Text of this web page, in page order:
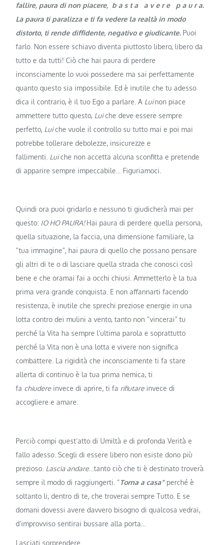
fallire, paura di non piacere, b a s t a a v e r e p a u r a.
La paura ti paralizza e ti fa vedere la realtà in modo
distorto, ti rende diffidente, negativo e giudicante. Puoi
farlo. Non essere schiavo diventa piuttosto libero, libero da
tutto e da tutti! Ciò che hai paura di perdere
inconsciamente lo vuoi possedere ma sai perfettamente
quanto questo sia impossibile. Ed è inutile che tu adesso
dica il contrario, è il tuo Ego a parlare. A Luinon piace
ammettere tutto questo, Luiche deve essere sempre
perfetto, Luiche vuole il controllo su tutto mai e poi mai
potrebbe tollerare debolezze, insicurezze e
fallimenti. Luiche non accetta alcuna sconfitta e pretende
di apparire sempre impeccabile… Figuriamoci.
Quindi ora puoi gridarlo e nessuno ti giudicherà mai per
questo: IO HO PAURA!Hai paura di perdere quella persona,
quella situazione, la faccia, una dimensione familiare, la
“tua immagine”, hai paura di quello che possano pensare
gli altri di te o di lasciare quella strada che conosci così
bene e che oramai fai a occhi chiusi. Ammetterlo è la tua
prima vera grande conquista. E non affannarti facendo
resistenza, è inutile che sprechi preziose energie in una
lotta contro dei mulini a vento, tanto non “vincerai” tu
perché la Vita ha sempre l’ultima parola e soprattutto
perché la Vita non è una lotta e vivere non significa
combattere. La rigidità che inconsciamente ti fa stare
allerta di continuo è la tua prima nemica, ti
fa chiudere invece di aprire, ti fa rifiutare invece di
accogliere e amare.
Perciò compi quest’atto di Umiltà e di profonda Verità e
fallo adesso. Scegli di essere libero non esiste dono più
prezioso. Lascia andare …tanto ciò che ti è destinato troverà
sempre il modo di raggiungerti. “Torna a casa” perché è
soltanto li, dentro di te, che troverai sempre Tutto. E se
domani dovessi avere davvero bisogno di qualcosa vedrai,
d’improvviso sentirai bussare alla porta…
Lasciati sorprendere.